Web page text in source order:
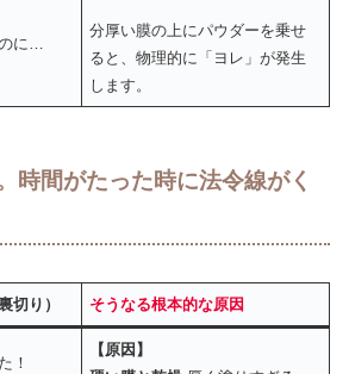
に…
分厚い膜の上にパウダーを乗せ
ると、物理的に「ヨレ」が発生
します。
時間がたった時に法令線がく
切り） そうなる根本的な原因
！
【原因】